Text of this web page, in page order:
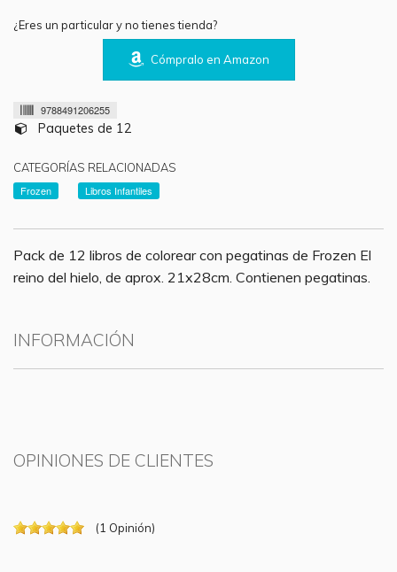
¿Eres un particular y no tienes tienda?
Cómpralo en Amazon
9788491206255
Paquetes de 12
CATEGORÍAS RELACIONADAS
Frozen
Libros Infantiles
Pack de 12 libros de colorear con pegatinas de Frozen El
reino del hielo, de aprox. 21x28cm. Contienen pegatinas.
INFORMACIÓN
OPINIONES DE CLIENTES
(1 Opinión)